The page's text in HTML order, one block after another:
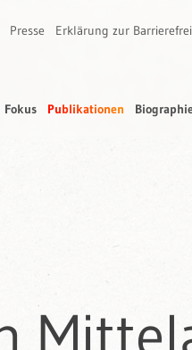
Presse Erklärung zur
Fokus Publikationen